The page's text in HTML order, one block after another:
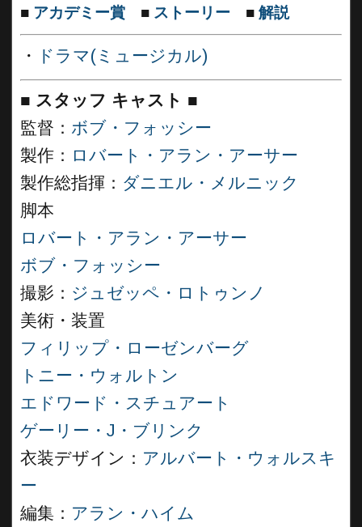
■ アカデミー賞 ■ ストーリー ■ 解説
・ ドラマ(ミュージカル)
■ スタッフ キャスト ■
監督： ボブ・フォッシー
製作： ロバート・アラン・アーサー
製作総指揮： ダニエル・メルニック
脚本
ロバート・アラン・アーサー
ボブ・フォッシー
撮影： ジュゼッペ・ロトゥンノ
美術・装置
フィリップ・ローゼンバーグ
トニー・ウォルトン
エドワード・スチュアート
ゲーリー・J・ブリンク
衣装デザイン： アルバート・ウォルスキ
ー
編集： アラン・ハイム